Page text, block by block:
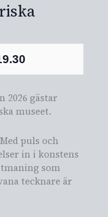
2026 gästar
museet.
puls och
in i konstens
som
tecknare är